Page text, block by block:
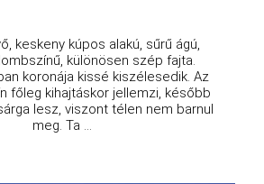
keskeny kúpos alakú, sűrű ágú,
különösen szép fajta.
koronája kissé kiszélesedik. Az
főleg kihajtáskor jellemzi, később
lesz, viszont télen nem barnul
meg. Ta ...